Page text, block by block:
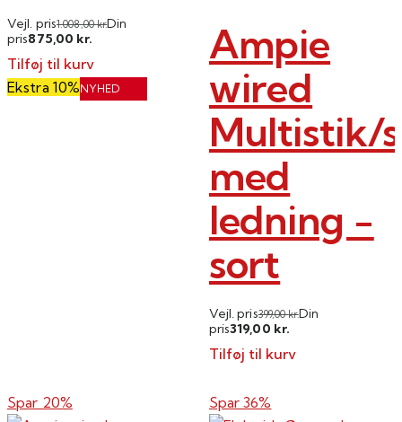
Vejl. pris1.008,00kr.Din
pris875,00 kr.
Tilføj til kurv
Ekstra 10%NYHED
Ampie
wired
Multistik/
med
ledning -
sort
Vejl. pris399,00kr.Din
pris319,00 kr.
Tilføj til kurv
Spar 20% Spar 36%